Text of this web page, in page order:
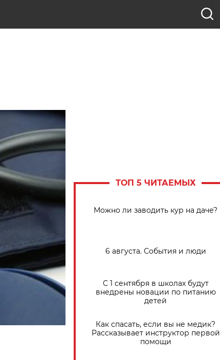
ТОП 5 ЧИТАЕМЫХ
Можно ли заводить кур на даче?
6 августа. События и люди
С 1 сентября в школах будут
внедрены новации по питанию
детей
Как спасать, если вы не медик?
Рассказывает инструктор первой
помощи